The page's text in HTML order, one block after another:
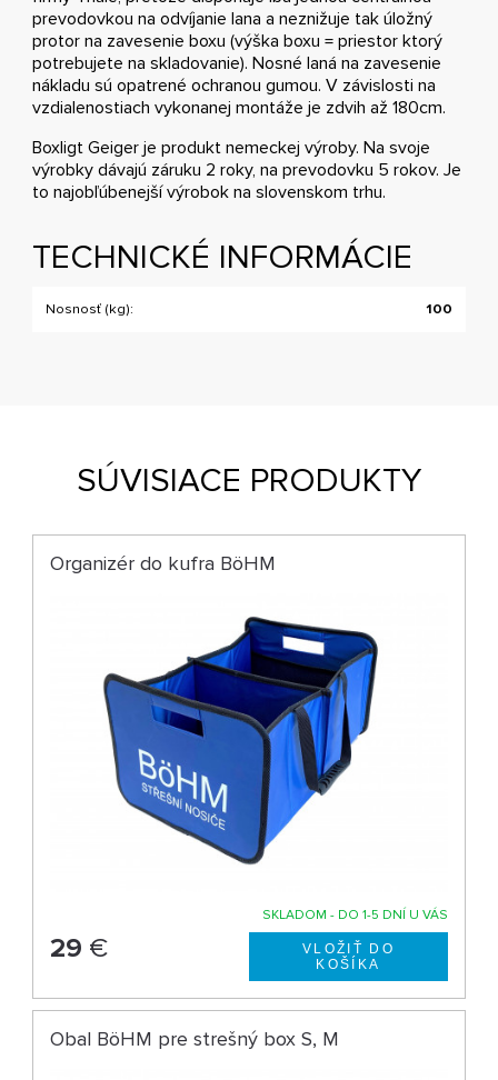
prevodovkou na odvíjanie lana a neznižuje tak úložný
protor na zavesenie boxu (výška boxu = priestor ktorý
potrebujete na skladovanie). Nosné laná na zavesenie
nákladu sú opatrené ochranou gumou. V závislosti na
vzdialenostiach vykonanej montáže je zdvih až 180cm.
Boxligt Geiger je produkt nemeckej výroby. Na svoje
výrobky dávajú záruku 2 roky, na prevodovku 5 rokov. Je
to najobľúbenejší výrobok na slovenskom trhu.
TECHNICKÉ INFORMÁCIE
Nosnosť (kg): 100
SÚVISIACE PRODUKTY
Organizér do kufra BöHM
SKLADOM - DO 1-5 DNÍ U VÁS
29 €
Obal BöHM pre strešný box S, M